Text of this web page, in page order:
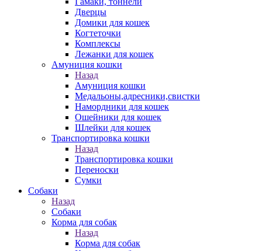
Дверцы
Домики для кошек
Когтеточки
Комплексы
Лежанки для кошек
Амуниция кошки
Назад
Амуниция кошки
Медальоны,адресники,свистки
Намордники для кошек
Ошейники для кошек
Шлейки для кошек
Транспортировка кошки
Назад
Транспортировка кошки
Переноски
Сумки
Собаки
Назад
Собаки
Корма для собак
Назад
Корма для собак